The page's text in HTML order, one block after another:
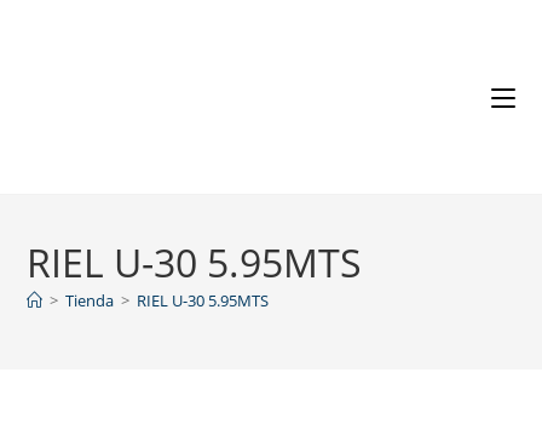
RIEL U-30 5.95MTS
> Tienda > RIEL U-30 5.95MTS